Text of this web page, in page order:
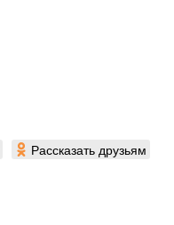
Рассказать друзьям